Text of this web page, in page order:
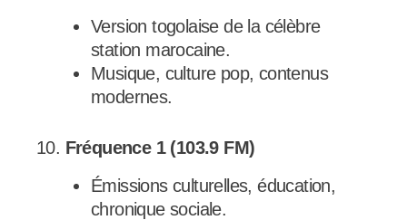
Version togolaise de la célèbre
station marocaine.
Musique, culture pop, contenus
modernes.
10. Fréquence 1 (103.9 FM)
Émissions culturelles, éducation,
chronique sociale.